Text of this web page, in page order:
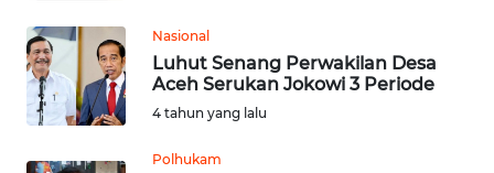
Nasional
Luhut Senang Perwakilan Desa
Aceh Serukan Jokowi 3 Periode
4 tahun yang lalu
Polhukam
MALUT
DAIRI